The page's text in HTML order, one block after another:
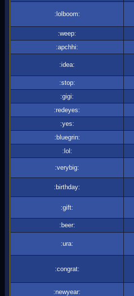
:lolboom:
:weep:
:apchhi:
:idea:
:stop:
:gigi:
:redeyes:
:yes:
:bluegrin:
:lol:
:verybig:
:birthday:
:gift:
:beer:
:ura:
:congrat:
:newyear: